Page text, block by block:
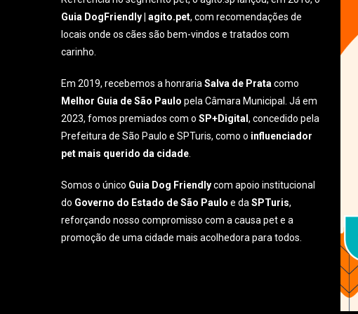
Guia DogFriendly | agito.pet, com recomendações de
locais onde os cães são bem-vindos e tratados com
carinho.
Em 2019, recebemos a honrariaSalva de Prata como
Melhor Guia de São Paulo pela Câmara Municipal. Já em
2023, fomos premiados com oSP+Digital, concedido pela
Prefeitura de São Paulo e SPTuris, como o influenciador
pet mais querido da cidade
Somos o único Guia Dog Friendlycom apoio institucional
do Governo do Estado de São Paulo e daSPTuris,
reforçando nosso compromisso com a causa pet e a
promoção de uma cidade mais acolhedora para todos.